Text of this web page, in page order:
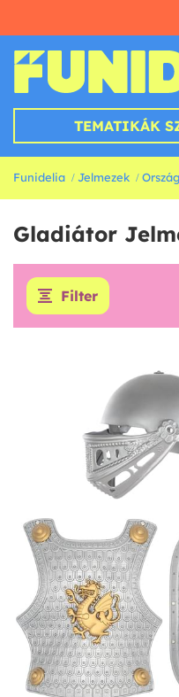
TEMATIKÁK
Funidelia Jelmezek
Gladiátor
Filter